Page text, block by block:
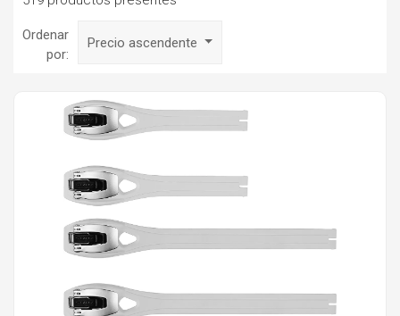
Ordenar
por:
Precio ascendente